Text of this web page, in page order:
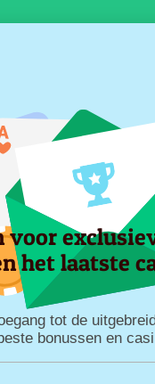
voor
het laatste
tot de
bonussen en